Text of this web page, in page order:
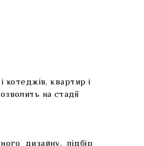
квартир і
на стадії